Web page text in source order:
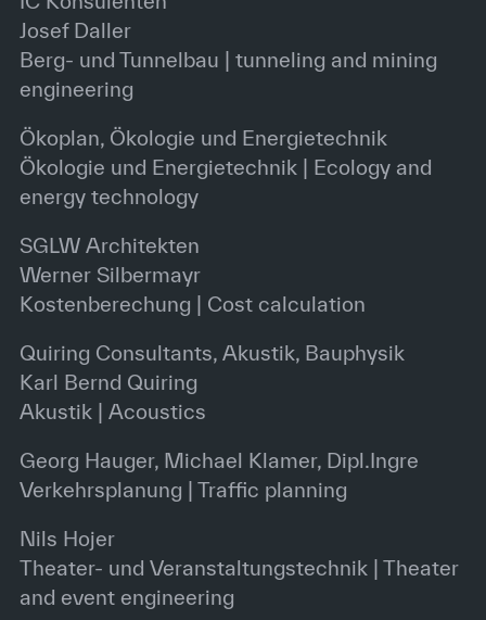
Josef Daller
Berg- und Tunnelbau | tunneling and mining
engineering
Ökoplan, Ökologie und Energietechnik
Ökologie und Energietechnik | Ecology and
energy technology
SGLW Architekten
Werner Silbermayr
Kostenberechung | Cost calculation
Quiring Consultants, Akustik, Bauphysik
Karl Bernd Quiring
Akustik | Acoustics
Georg Hauger, Michael Klamer, Dipl.Ingre
Verkehrsplanung | Traffic planning
Nils Hojer
Theater- und Veranstaltungstechnik | Theater
and event engineering